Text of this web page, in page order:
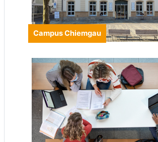
Campus Chiemgau